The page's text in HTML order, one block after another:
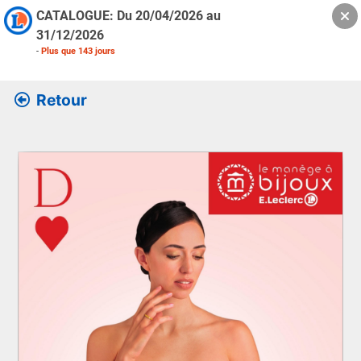
CATALOGUE: Du 20/04/2026 au
31/12/2026
- Plus que 143 jours
Retour